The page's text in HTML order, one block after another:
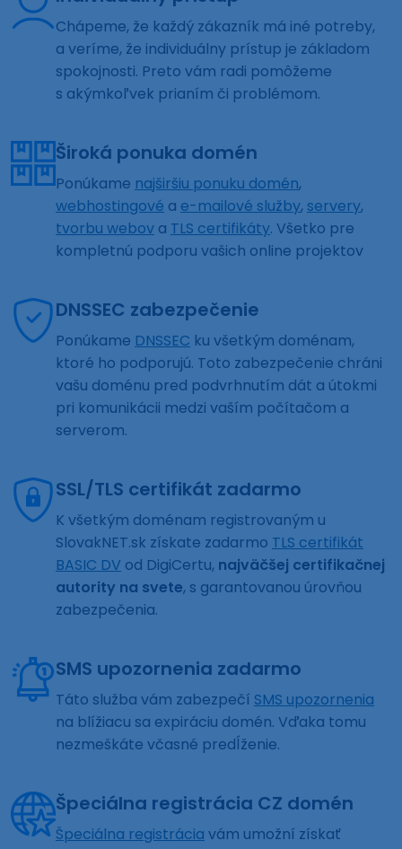
Chápeme, že každý zákazník má iné potreby,
a veríme, že individuálny prístup je základom
spokojnosti. Preto vám radi pomôžeme
s akýmkoľvek prianím či problémom.
Široká ponuka domén
Ponúkame najširšiu ponuku domén,
webhostingové a e-mailové služby, servery,
tvorbu webov a TLS certifikáty. Všetko pre
kompletnú podporu vašich online projektov
DNSSEC zabezpečenie
Ponúkame DNSSEC ku všetkým doménam,
ktoré ho podporujú. Toto zabezpečenie chráni
vašu doménu pred podvrhnutím dát a útokmi
pri komunikácii medzi vaším počítačom a
serverom.
SSL/TLS certifikát zadarmo
K všetkým doménam registrovaným u
SlovakNET.sk získate zadarmo TLS certifikát
BASIC DV od DigiCertu, najväčšej certifikačnej
autority na svete, s garantovanou úrovňou
zabezpečenia.
SMS upozornenia zadarmo
Táto služba vám zabezpečí SMS upozornenia
na blížiacu sa expiráciu domén. Vďaka tomu
nezmeškáte včasné predĺženie.
Špeciálna registrácia CZ domén
Špeciálna registrácia vám umožní získať